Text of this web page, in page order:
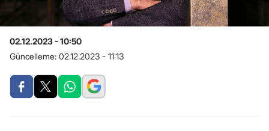
02.12.2023 - 10:50
Güncelleme: 02.12.2023 - 11:13